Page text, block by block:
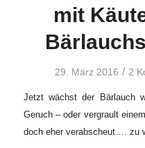
mit
29. März 2016 / 2
Jetzt wächst der Bärlauch
Geruch – oder vergrault
doch eher verabscheut…. zu